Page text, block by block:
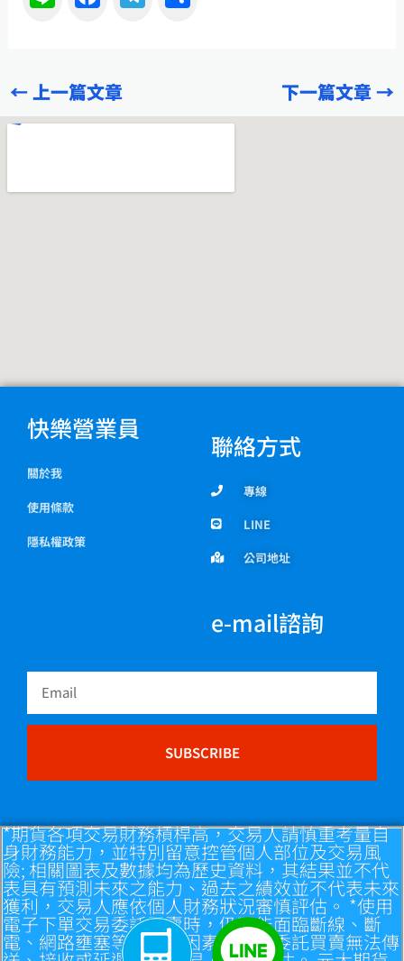
b
o
r
←上一篇文章 下一篇文章→
快樂營業員
關於我
使用條款
隱私權政策
聯絡方式
專線
LINE
公司地址
e-mail諮詢
Email
SUBSCRIBE
*期貨各項交易財務槓桿高，交易人請慎重考量自
身財務能力，並特別留意控管個人部位及交易風
險; 相關圖表及數據均為歷史資料，其結果並不代
表具有預測未來之能力、過去之績效並不代表未來
獲利，交易人應依個人財務狀況審慎評估。 *使用
電子下單交易委託買賣時，仍可能面臨斷線、斷
電、網路壅塞等不確定因素，致使委託買賣無法傳